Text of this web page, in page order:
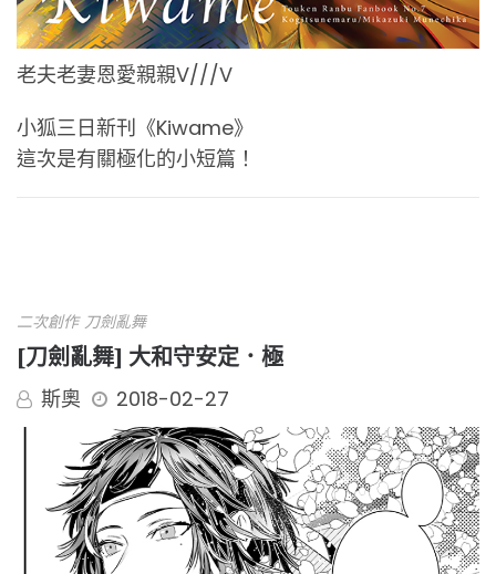
老夫老妻恩愛親親V///V
小狐三日新刊《Kiwame》
這次是有關極化的小短篇！
二次創作 刀劍亂舞
[刀劍亂舞] 大和守安定．極
斯奧 2018-02-27